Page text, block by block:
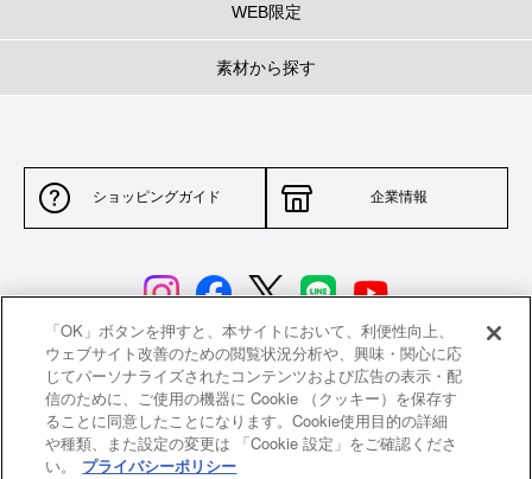
WEB限定
素材から探す
ショッピングガイド 企業情報
サイトポリシー 特定商取引法に基づく表示
並行輸入品について 個人情報保護方針
「OK」ボタンを押すと、本サイトにおいて、利便性向上、
ウェブサイト改善のための閲覧状況分析や、興味・関心に応
じてパーソナライズされたコンテンツおよび広告の表示・配
信のために、ご使用の機器に Cookie （クッキー）を保存す
ることに同意したことになります。Cookie使用目的の詳細
や種類、また設定の変更は 「Cookie 設定」をご確認くださ
い。
プライバシーポリシー